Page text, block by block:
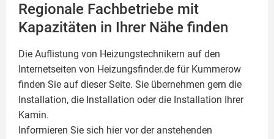
Regionale Fachbetriebe mit
Kapazitäten in Ihrer Nähe finden
Die Auflistung von Heizungstechnikern auf den
Internetseiten von Heizungsfinder.de für Kummerow
finden Sie auf dieser Seite. Sie übernehmen gern die
Installation, die Installation oder die Installation Ihrer
Kamin.
Informieren Sie sich hier vor der anstehenden